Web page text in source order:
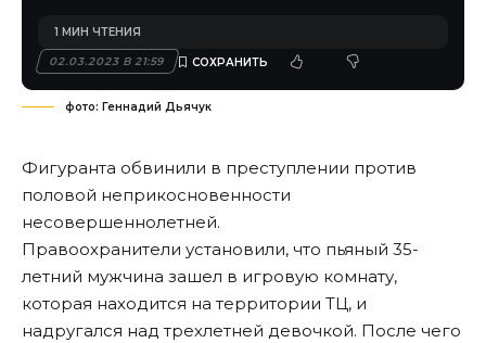
02.03.2023 В 21:59
1 МИН ЧТЕНИЯ
фото: Геннадий Дьячук
Фигуранта обвинили в преступлении против
половой неприкосновенности
несовершеннолетней.
Правоохранители установили, что пьяный 35-
летний мужчина зашел в игровую комнату,
которая находится на территории ТЦ, и
надругался над трехлетней девочкой. После чего